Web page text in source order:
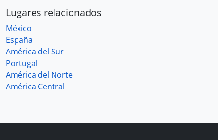
Lugares relacionados
México
España
América del Sur
Portugal
América del Norte
América Central